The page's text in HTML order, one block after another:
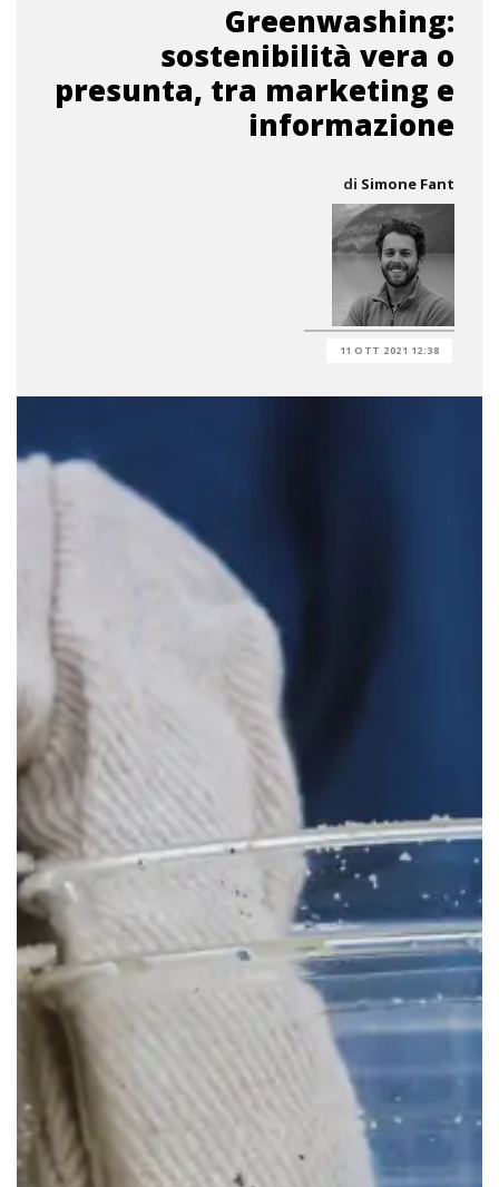
Greenwashing:
sostenibilità vera o
presunta, tra marketing e
informazione
di Simone Fant
11 OTT 2021 12:38